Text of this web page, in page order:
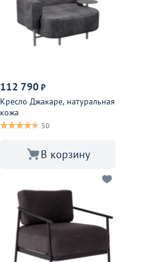
112 790 ₽
Кресло Джакаре, натуральная
кожа
50
В корзину